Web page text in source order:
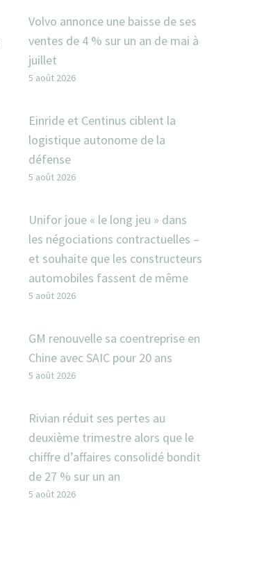
Volvo annonce une baisse de ses
ventes de 4 % sur un an de mai à
juillet
5 août 2026
Einride et Centinus ciblent la
logistique autonome de la
défense
5 août 2026
Unifor joue « le long jeu » dans
les négociations contractuelles –
et souhaite que les constructeurs
automobiles fassent de même
5 août 2026
GM renouvelle sa coentreprise en
Chine avec SAIC pour 20 ans
5 août 2026
Rivian réduit ses pertes au
deuxième trimestre alors que le
chiffre d’affaires consolidé bondit
de 27 % sur un an
5 août 2026